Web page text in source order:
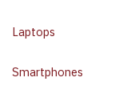
Laptops
Smartphones